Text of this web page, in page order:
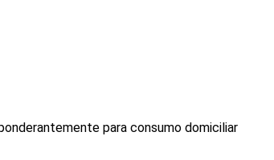
para consumo domiciliar